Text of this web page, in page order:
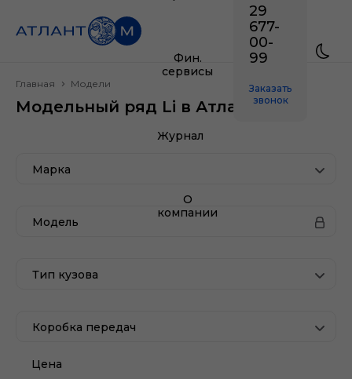
Фин.
сервисы
Журнал
О
компании
29
677-
00-
99
Заказать
звонок
Главная Модели
Модельный ряд Li в Атлант-М
Марка
Модель
Тип кузова
Коробка передач
Цена